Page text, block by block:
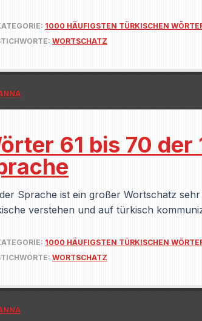
1000 HÄUFIGSTEN TÜRKISCHEN
WORTSCHATZ
61 bis 70
Sprache ist ein großer Wortschatz
verstehen und auf türkisch
1000 HÄUFIGSTEN TÜRKISCHEN
WORTSCHATZ